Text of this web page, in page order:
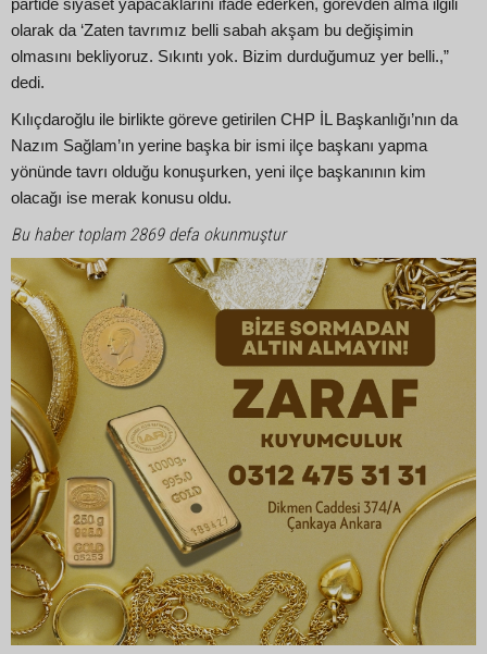
partide siyaset yapacaklarını ifade ederken, görevden alma ilgili
olarak da ‘Zaten tavrımız belli sabah akşam bu değişimin
olmasını bekliyoruz. Sıkıntı yok. Bizim durduğumuz yer belli.,”
dedi.
Kılıçdaroğlu ile birlikte göreve getirilen CHP İL Başkanlığı’nın da
Nazım Sağlam’ın yerine başka bir ismi ilçe başkanı yapma
yönünde tavrı olduğu konuşurken, yeni ilçe başkanının kim
olacağı ise merak konusu oldu.
Bu haber toplam 2869 defa okunmuştur